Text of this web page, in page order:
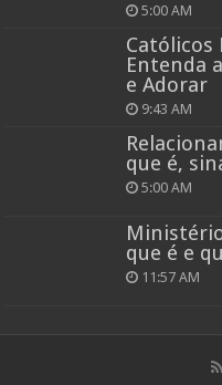
5:00 AM
Católicos
Entenda
e Adorar
9:43 AM
que é,
5:00 AM
que é e
11:57 AM